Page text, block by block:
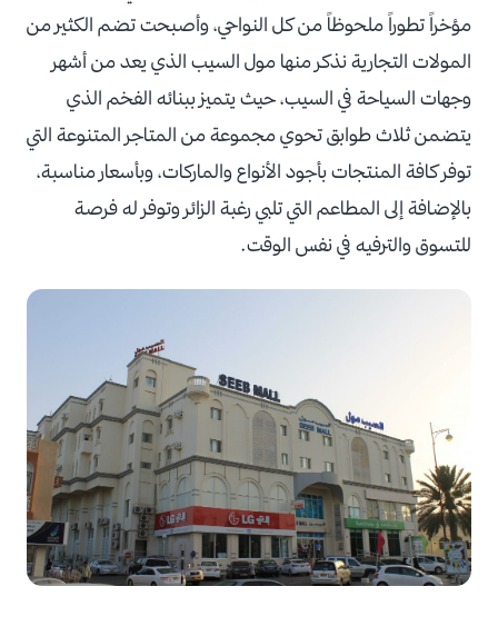
مؤخراً تطوراً ملحوظاً من كل النواحي، وأصبحت تضم الكثير من
المولات التجارية نذكر منها مول السيب الذي يعد من أشهر
وجهات السياحة في السيب، حيث يتميز ببنائه الفخم الذي
يتضمن ثلاث طوابق تحوي مجموعة من المتاجر المتنوعة التي
توفر كافة المنتجات بأجود الأنواع والماركات، وبأسعار مناسبة،
بالإضافة إلى المطاعم التي تلبي رغبة الزائر وتوفر له فرصة
للتسوق والترفيه في نفس الوقت.